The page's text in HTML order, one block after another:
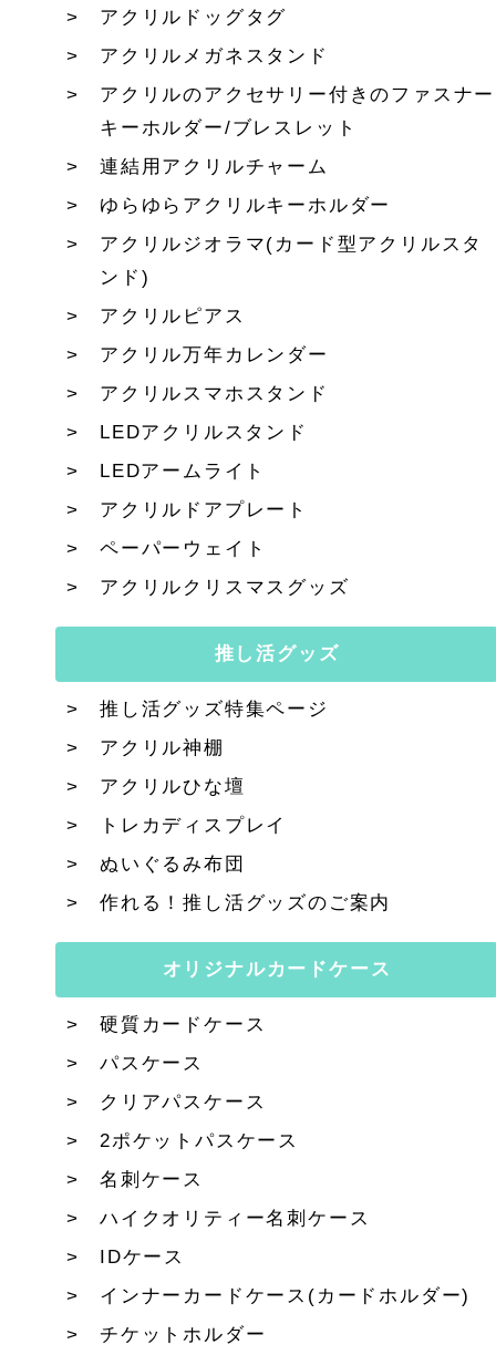
アクリルドッグタグ
アクリルメガネスタンド
アクリルのアクセサリー付きのファスナー
キーホルダー/ブレスレット
連結用アクリルチャーム
ゆらゆらアクリルキーホルダー
アクリルジオラマ(カード型アクリルスタ
ンド)
アクリルピアス
アクリル万年カレンダー
アクリルスマホスタンド
LEDアクリルスタンド
LEDアームライト
アクリルドアプレート
ペーパーウェイト
アクリルクリスマスグッズ
推し活グッズ
推し活グッズ特集ページ
アクリル神棚
アクリルひな壇
トレカディスプレイ
ぬいぐるみ布団
作れる！推し活グッズのご案内
オリジナルカードケース
硬質カードケース
パスケース
クリアパスケース
2ポケットパスケース
名刺ケース
ハイクオリティー名刺ケース
IDケース
インナーカードケース(カードホルダー)
チケットホルダー